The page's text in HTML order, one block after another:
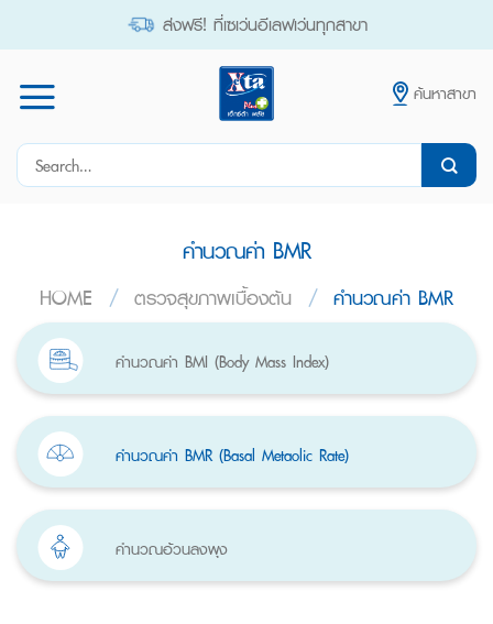
ส่งฟรี! ที่เซเว่นอีเลฟเว่นทุกสาขา
ค้นหาสาขา
Search
คำนวณค่า BMR
HOME / ตรวจสุขภาพเบื้องต้น / คำนวณค่า BMR
คำนวณค่า BMI (Body Mass Index)
คำนวณค่า BMR (Basal Metaolic Rate)
คำนวณอ้วนลงพุง